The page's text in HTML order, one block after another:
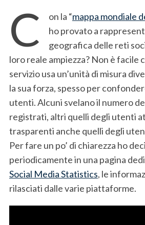
C on la “mappa mondiale
ho provato a
geografica delle reti
loro reale ampiezza? Non è facile
servizio usa un’unità di misura
la sua forza, spesso per
utenti. Alcuni svelano il numero
registrati, altri quelli degli utenti
trasparenti anche quelli degli
Per fare un po’ di chiarezza ho
periodicamente in una pagina
Social Media Statistics, le
rilasciati dalle varie piattaforme.